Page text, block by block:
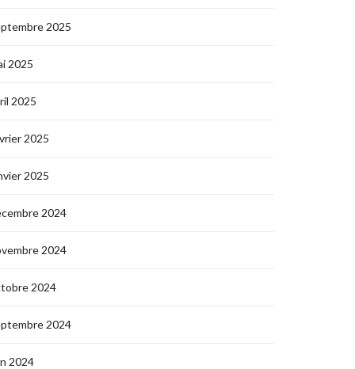
2025
2025
2025
2025
2025
2024
2024
2024
2024
2024